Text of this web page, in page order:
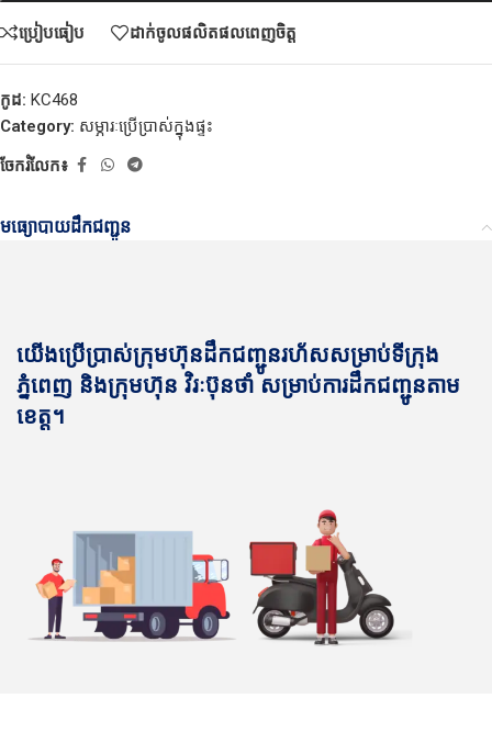
ប្រៀបធៀប ដាក់ចូលផលិតផលពេញចិត្ត
កូដ: KC468
Category: សម្ភារៈប្រើប្រាស់ក្នុងផ្ទះ
ចែករំលែក៖
មធ្យោបាយដឹកជញ្ជូន
យើងប្រើប្រាស់ក្រុមហ៊ុនដឹកជញ្ជូនរហ័សសម្រាប់ទីក្រុង
ភ្នំពេញ និងក្រុមហ៊ុន វិរៈប៊ុនថាំ សម្រាប់ការដឹកជញ្ជូនតាម
ខេត្ត។